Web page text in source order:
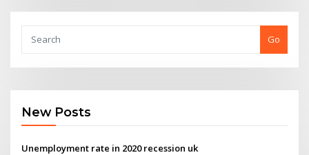
Go
New Posts
Unemployment rate in 2020 recession uk